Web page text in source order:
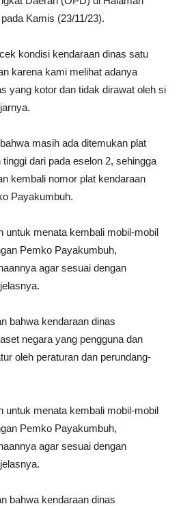
Kamis (23/11/23).
kondisi kendaraan dinas satu
karena kami melihat adanya
yang kotor dan tidak dirawat oleh si
masih ada ditemukan plat
dari pada eselon 2, sehingga
kembali nomor plat kendaraan
Payakumbuh.
untuk menata kembali mobil-mobil
Pemko Payakumbuh,
agar sesuai dengan
bahwa kendaraan dinas
negara yang pengguna dan
oleh peraturan dan perundang-
untuk menata kembali mobil-mobil
Pemko Payakumbuh,
agar sesuai dengan
bahwa kendaraan dinas